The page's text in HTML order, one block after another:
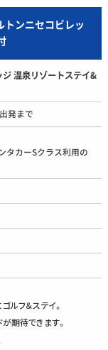
トンニセコビレッ
ジ 温泉リゾートステイ&
発まで
タカーSクラス利用の
ルフ＆ステイ。
期待できます。